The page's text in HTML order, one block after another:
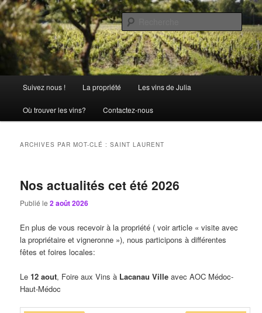
Aller
au
contenu
principal
Aller
au
contenu
secondaireChâteau Julia
La passion comme tradition
principal
Suivez nous ! La propriété Les vins de Julia
Où trouver les vins? Contactez-nous
ARCHIVES PAR MOT-CLÉ :SAINT LAURENT
Nos actualités cet été 2026
Publié le2 août 2026
En plus de vous recevoir à la propriété ( voir article « visite avec
la propriétaire et vigneronne »), nous participons à différentes
fêtes et foires locales:
Le12 aout, Foire aux Vins à Lacanau Ville avec AOC Médoc-
Haut-Médoc